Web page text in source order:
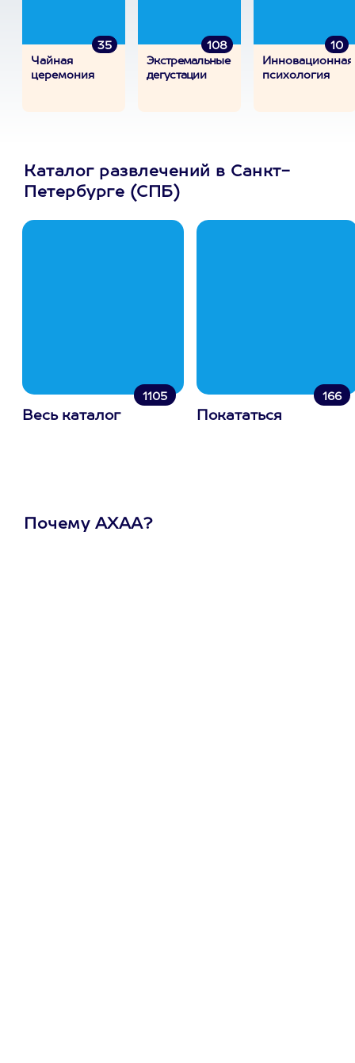
35
Чайная
церемония
108
Экстремальные
дегустации
10
Инновационная
психология
Каталог развлечений в Санкт-
Петербурге (СПБ)
1105
Весь каталог
166
Покататься
Почему АХАА?